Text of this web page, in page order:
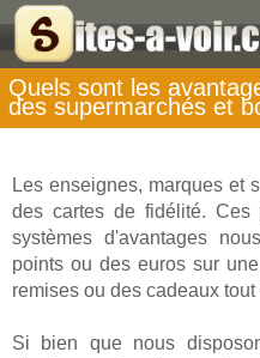
Quels sont les
des supermarchés et
Les enseignes, marques et
des cartes de fidélité. Ces
systèmes d'avantages
points ou des euros sur
remises ou des cadeaux
Si bien que nous